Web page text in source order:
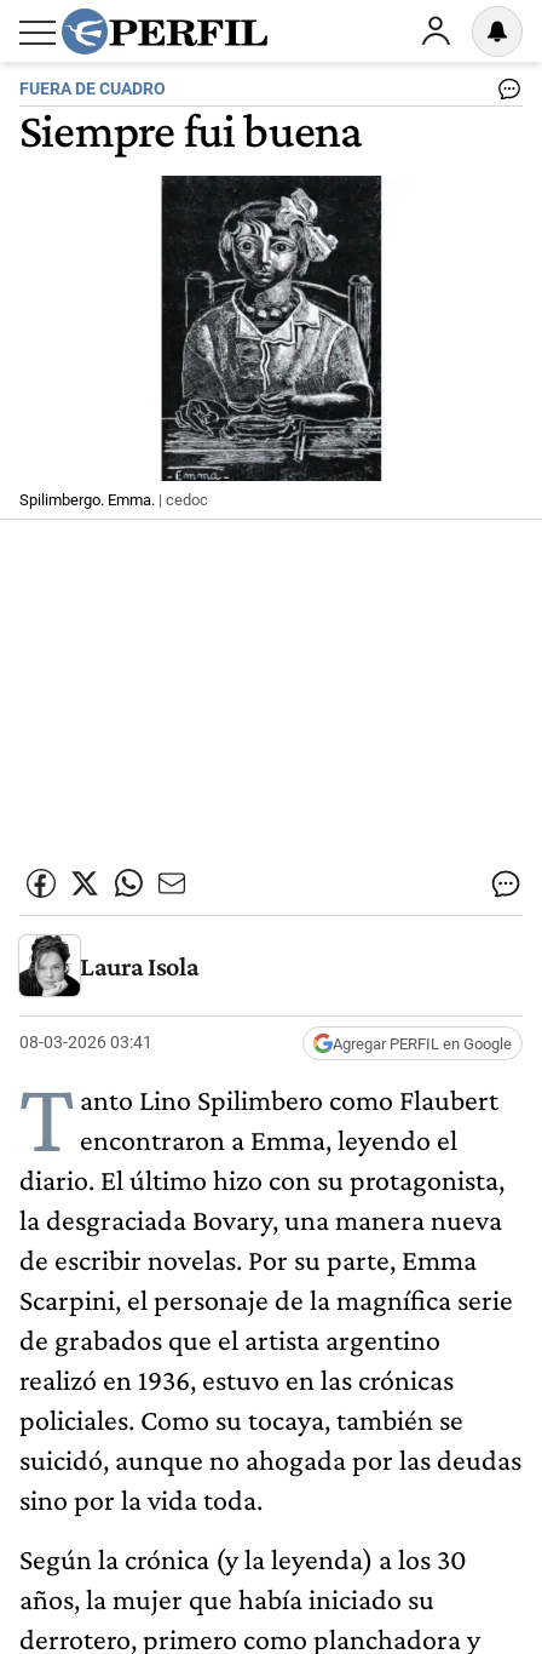
FUERA DE CUADRO
Siempre fui buena
Spilimbergo. Emma. | cedoc
Laura Isola
08-03-2026 03:41 Agregar PERFIL en Google
T anto Lino Spilimbero como Flaubert
encontraron a Emma, leyendo el
diario. El último hizo con su protagonista,
la desgraciada Bovary, una manera nueva
de escribir novelas. Por su parte, Emma
Scarpini, el personaje de la magnífica serie
de grabados que el artista argentino
realizó en 1936, estuvo en las crónicas
policiales. Como su tocaya, también se
suicidó, aunque no ahogada por las deudas
sino por la vida toda.
Según la crónica (y la leyenda) a los 30
años, la mujer que había iniciado su
derrotero, primero como planchadora y